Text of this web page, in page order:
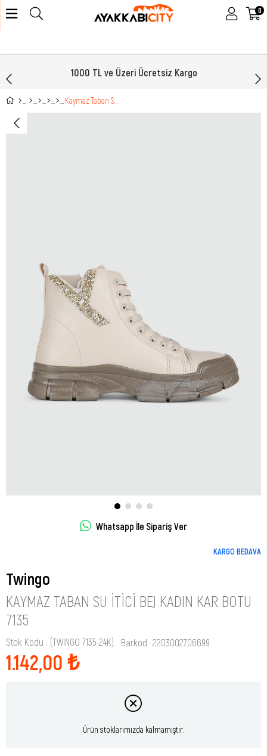
0
1000 TL ve Üzeri Ücretsiz Kargo
Whatsapp İle Sipariş Ver
KARGO BEDAVA
Twingo
KAYMAZ TABAN SU İTICI BEJ KADIN KAR BOTU
7135
Stok Kodu (TWİNGO 7135 24K) Barkod : 2203002706699
1.142,00 ₺
Ürün stoklarımızda kalmamıştır.